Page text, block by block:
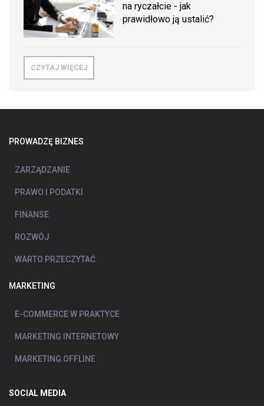
na ryczałcie - jak
prawidłowo ją ustalić?
CZYTAJ WIĘCEJ
PROWADZĘ BIZNES
ZARZĄDZANIE
PRAWO I PODATKI
FINANSE
ROZWÓJ
WARTO PRZECZYTAĆ
MARKETING
E-COMMERCE W PRAKTYCE
MARKETING INTERNETOWY
MARKETING OFFLINE
SOCIAL MEDIA